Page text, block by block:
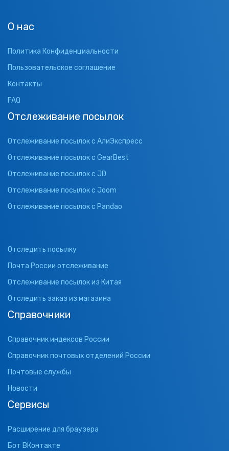
О нас
Политика Конфиденциальности
Пользовательское соглашение
Контакты
FAQ
Отслеживание посылок
Отслеживание посылок с АлиЭкспресс
Отслеживание посылок с GearBest
Отслеживание посылок с JD
Отслеживание посылок с Joom
Отслеживание посылок с Pandao
Отследить посылку
Почта России отслеживание
Отслеживание посылок из Китая
Отследить заказ из магазина
Справочники
Справочник индексов России
Справочник почтовых отделений России
Почтовые службы
Новости
Сервисы
Расширение для браузера
Бот ВКонтакте